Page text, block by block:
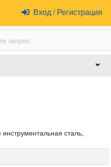
Вход /Регистрация
сталь,